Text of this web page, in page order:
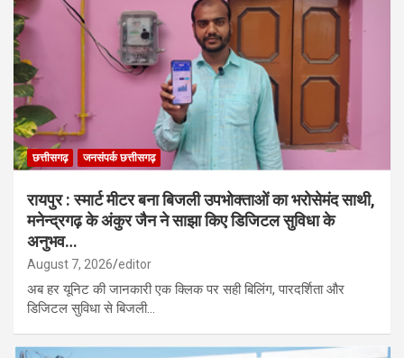
छत्तीसगढ़ जनसंपर्क छत्तीसगढ़
रायपुर : स्मार्ट मीटर बना बिजली उपभोक्ताओं का भरोसेमंद साथी,
मनेन्द्रगढ़ के अंकुर जैन ने साझा किए डिजिटल सुविधा के
अनुभव…
August 7, 2026 editor
अब हर यूनिट की जानकारी एक क्लिक पर सही बिलिंग, पारदर्शिता और
डिजिटल सुविधा से बिजली…